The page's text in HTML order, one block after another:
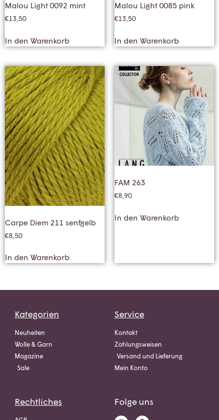
Malou Light 0092 mint
€13,50
In den Warenkorb
Malou Light 0085 pink
€13,50
In den Warenkorb
Carpe Diem 211 senfgelb
€8,50
In den Warenkorb
FAM 263
€8,90
In den Warenkorb
Kategorien
Neuheiten
Wolle & Garn
Magazine
Sale
Service
Kontakt
Zahlungsweisen
Versand und Lieferung
Mein Konto
Rechtliches Folge uns